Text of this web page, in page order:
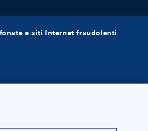
e siti Internet fraudolenti